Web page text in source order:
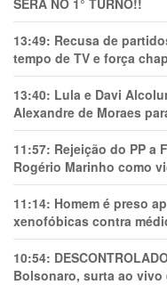
SERÁ NO 1° TURNO!!
13:49: Recusa de
tempo de TV e força
13:40: Lula e Davi
Alexandre de Moraes
11:57: Rejeição do PP a
Rogério Marinho como
11:14: Homem é preso
xenofóbicas contra
10:54:
Bolsonaro, surta ao vivo